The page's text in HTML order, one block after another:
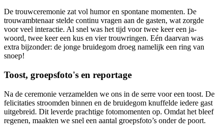
De trouwceremonie zat vol humor en spontane momenten. De
trouwambtenaar stelde continu vragen aan de gasten, wat zorgde
voor veel interactie. Al snel was het tijd voor twee keer een ja-
woord, twee keer een kus en vier trouwringen. Eén daarvan was
extra bijzonder: de jonge bruidegom droeg namelijk een ring van
snoep!
Toost, groepsfoto's en reportage
Na de ceremonie verzamelden we ons in de serre voor een toost. De
felicitaties stroomden binnen en de bruidegom knuffelde iedere gast
uitgebreid. Dit leverde prachtige fotomomenten op. Omdat het bleef
regenen, maakten we snel een aantal groepsfoto’s onder de poort.